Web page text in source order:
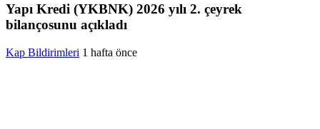
Yapı Kredi (YKBNK) 2026 yılı 2. çeyrek
bilançosunu açıkladı
Kap Bildirimleri 1 hafta önce